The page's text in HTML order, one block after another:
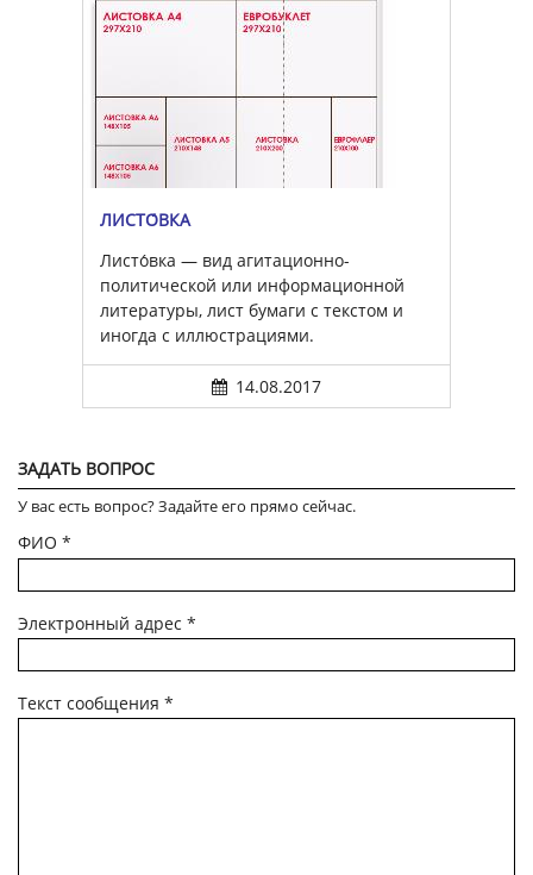
ЛИСТО́ВКА
Листо́вка — вид агитационно-
политической или информационной
литературы, лист бумаги с текстом и
иногда с иллюстрациями.
14.08.2017
ЗАДАТЬ ВОПРОС
У вас есть вопрос? Задайте его прямо сейчас.
ФИО *
Электронный адрес *
Текст сообщения *